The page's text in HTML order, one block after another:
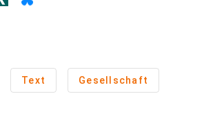
Text Gesellschaft